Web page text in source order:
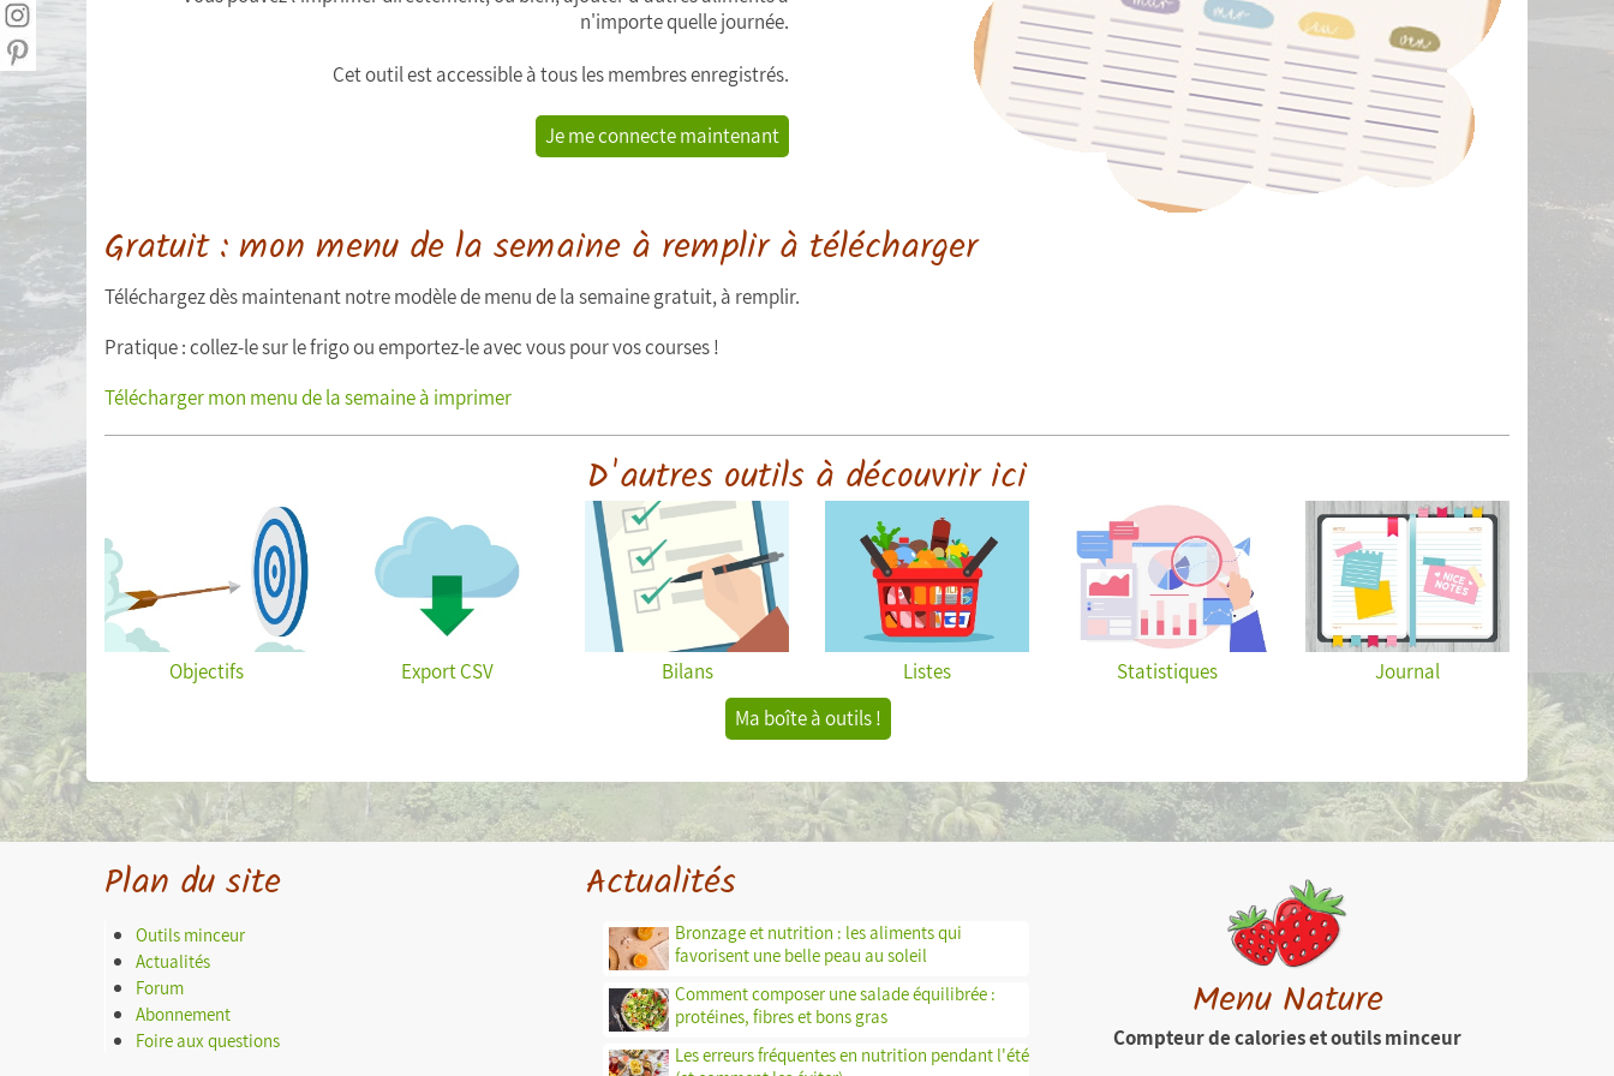
Calculer mon Indice de Masse Corporelle
Exporter mes données
n'importe quelle journée.
Cet outil est accessible à tous les membres enregistrés.
Je me connecte maintenant
Gratuit : mon menu de la semaine à remplir à télécharger
Téléchargez dès maintenant notre modèle de menu de la semaine gratuit, à remplir.
Pratique : collez-le sur le frigo ou emportez-le avec vous pour vos courses !
Télécharger mon menu de la semaine à imprimer
D'autres outils à découvrir ici
Objectifs Export CSV Bilans Listes Statistiques
Journal
Ma boîte à outils !
Plan du site
Outils minceur
Actualités
Forum
Abonnement
Foire aux questions
Actualités
Bronzage et nutrition : les aliments qui
favorisent une belle peau au soleil
Comment composer une salade équilibrée :
protéines, fibres et bons gras
Les erreurs fréquentes en nutrition pendant l'été
Menu Nature
Compteur de calories et outils minceur